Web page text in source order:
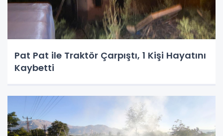
Pat Pat ile Traktör Çarpıştı, 1 Kişi Hayatını
Kaybetti